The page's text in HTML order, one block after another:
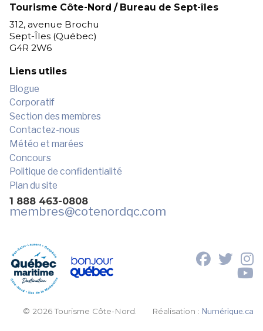
Tourisme Côte-Nord / Bureau de Sept-îles
312, avenue Brochu
Sept-Îles (Québec)
G4R 2W6
Liens utiles
Blogue
Corporatif
Section des membres
Contactez-nous
Météo et marées
Concours
Politique de confidentialité
Plan du site
1 888 463-0808
membres@cotenordqc.com
© 2026 Tourisme Côte-Nord. Réalisation :Numérique.ca